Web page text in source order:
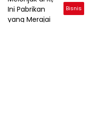
Bisnis